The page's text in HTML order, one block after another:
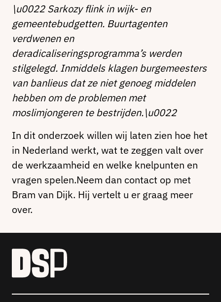
\u0022 Sarkozy flink in wijk- en
gemeentebudgetten. Buurtagenten
verdwenen en
deradicaliseringsprogramma’s werden
stilgelegd. Inmiddels klagen burgemeesters
van banlieus dat ze niet genoeg middelen
hebben om de problemen met
moslimjongeren te bestrijden.\u0022
In dit onderzoek willen wij laten zien hoe het
in Nederland werkt, wat te zeggen valt over
de werkzaamheid en welke knelpunten en
vragen spelen.Neem dan contact op met
Bram van Dijk. Hij vertelt u er graag meer
over.